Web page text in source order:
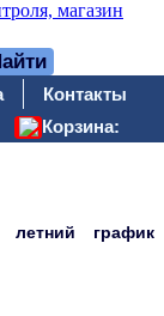
Контакты
Корзина:
график